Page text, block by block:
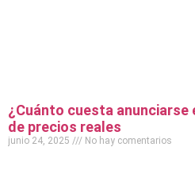
¿Cuánto cuesta anunciarse
de precios reales
junio 24, 2025 No hay comentarios